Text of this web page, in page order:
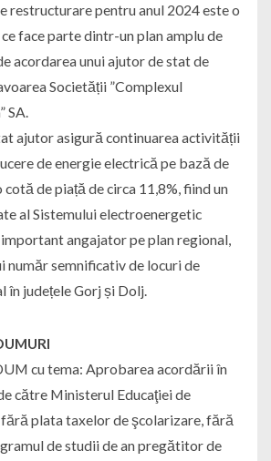
restructurare pentru anul 2024 este o
face parte dintr-un plan amplu de
acordarea unui ajutor de stat de
Societății ”Complexul
SA.
ajutor asigură continuarea activității
de energie electrică pe bază de
de piață de circa 11,8%, fiind un
al Sistemului electroenergetic
angajator pe plan regional,
număr semnificativ de locuri de
în județele Gorj și Dolj.
cu tema: Aprobarea acordării în
către Ministerul Educaţiei de
plata taxelor de şcolarizare, fără
de studii de an pregătitor de